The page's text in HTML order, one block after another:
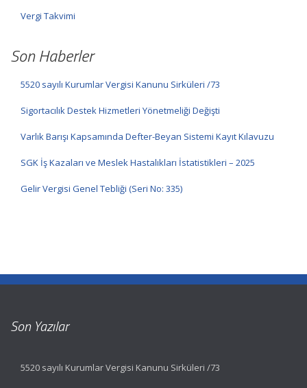
Vergi Takvimi
Son Haberler
5520 sayılı Kurumlar Vergisi Kanunu Sirküleri /73
Sigortacılık Destek Hizmetleri Yönetmeliği Değişti
Varlık Barışı Kapsamında Defter-Beyan Sistemi Kayıt Kılavuzu
SGK İş Kazaları ve Meslek Hastalıkları İstatistikleri – 2025
Gelir Vergisi Genel Tebliği (Seri No: 335)
Son Yazılar
5520 sayılı Kurumlar Vergisi Kanunu Sirküleri /73